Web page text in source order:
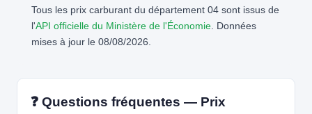
Tous les prix carburant du département 04 sont issus de
l'API officielle du Ministère de l'Économie. Données
mises à jour le 08/08/2026.
❓ Questions fréquentes — Prix